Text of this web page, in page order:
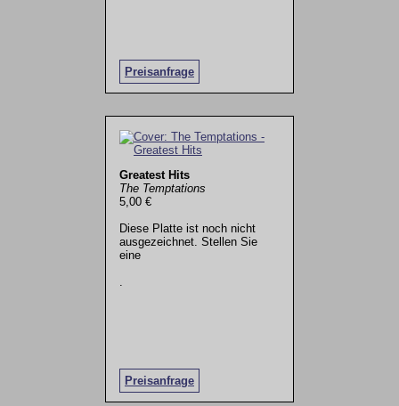
Preisanfrage
Greatest Hits
The Temptations
5,00 €
Diese Platte ist noch nicht
ausgezeichnet. Stellen Sie
eine
Preisanfrage
.